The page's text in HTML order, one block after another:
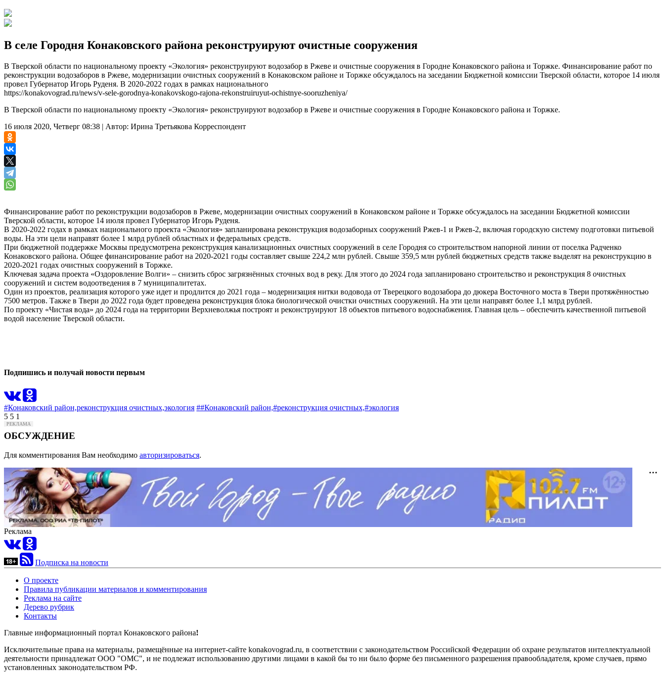
В селе Городня Конаковского района реконструируют очистные сооружения
В Тверской области по национальному проекту «Экология» реконструируют водозабор в Ржеве и очистные сооружения в Городне Конаковского района и Торжке. Финансирование работ по
реконструкции водозаборов в Ржеве, модернизации очистных сооружений в Конаковском районе и Торжке обсуждалось на заседании Бюджетной комиссии Тверской области, которое 14 июля
провел Губернатор Игорь Руденя. В 2020-2022 годах в рамках национального
https://konakovograd.ru/news/v-sele-gorodnya-konakovskogo-rajona-rekonstruiruyut-ochistnye-sooruzheniya/
В Тверской области по национальному проекту «Экология» реконструируют водозабор в Ржеве и очистные сооружения в Городне Конаковского района и Торжке.
16 июля 2020, Четверг 08:38 | Автор: Ирина Третьякова Корреспондент
Финансирование работ по реконструкции водозаборов в Ржеве, модернизации очистных сооружений в Конаковском районе и Торжке обсуждалось на заседании Бюджетной комиссии
Тверской области, которое 14 июля провел Губернатор Игорь Руденя.
В 2020-2022 годах в рамках национального проекта «Экология» запланирована реконструкция водозаборных сооружений Ржев-1 и Ржев-2, включая городскую систему подготовки питьевой
воды. На эти цели направят более 1 млрд рублей областных и федеральных средств.
При бюджетной поддержке Москвы предусмотрена реконструкция канализационных очистных сооружений в селе Городня со строительством напорной линии от поселка Радченко
Конаковского района. Общее финансирование работ на 2020-2021 годы составляет свыше 224,2 млн рублей. Свыше 359,5 млн рублей бюджетных средств также выделят на реконструкцию в
2020-2021 годах очистных сооружений в Торжке.
Ключевая задача проекта «Оздоровление Волги» – снизить сброс загрязнённых сточных вод в реку. Для этого до 2024 года запланировано строительство и реконструкция 8 очистных
сооружений и систем водоотведения в 7 муниципалитетах.
Один из проектов, реализация которого уже идет и продлится до 2021 года – модернизация нитки водовода от Тверецкого водозабора до дюкера Восточного моста в Твери протяжённостью
7500 метров. Также в Твери до 2022 года будет проведена реконструкция блока биологической очистки очистных сооружений. На эти цели направят более 1,1 млрд рублей.
По проекту «Чистая вода» до 2024 года на территории Верхневолжья построят и реконструируют 18 объектов питьевого водоснабжения. Главная цель – обеспечить качественной питьевой
водой население Тверской области.
Подпишись и получай новости первым
#Конаковский район,реконструкция очистных,экология ##Конаковский район,#реконструкция очистных,#экология
5 5 1
ОБСУЖДЕНИЕ
Для комментирования Вам необходимо авторизироваться.
Реклама
Подписка на новости
О проекте
Правила публикации материалов и комментирования
Реклама на сайте
Дерево рубрик
Контакты
Главные информационный портал Конаковского района!
Исключительные права на материалы, размещённые на интернет-сайте konakovograd.ru, в соответствии с законодательством Российской Федерации об охране результатов интеллектуальной
деятельности принадлежат ООО "ОМС", и не подлежат использованию другими лицами в какой бы то ни было форме без письменного разрешения правообладателя, кроме случаев, прямо
установленных законодательством РФ.